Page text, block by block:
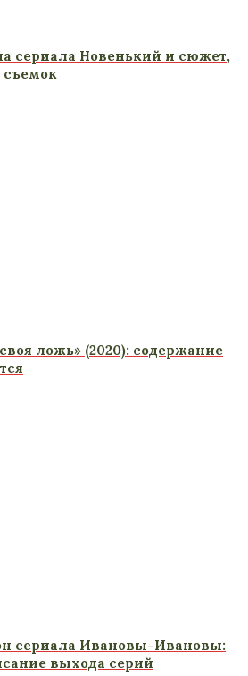
сериала Новенький и сюжет,
съемок
ложь» (2020): содержание
сериала Ивановы-Ивановы:
выхода серий